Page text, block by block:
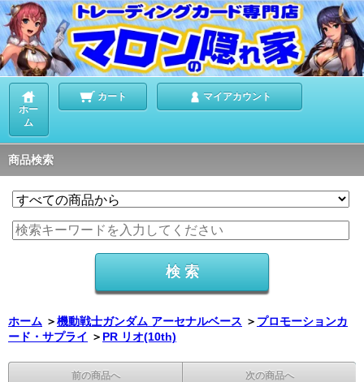
ホー
ム
カート マイアカウント
商品検索
ホーム ＞機動戦士ガンダム アーセナルベース ＞ プロモーションカ
ード・サプライ ＞ PR リオ(10th)
前の商品へ 次の商品へ